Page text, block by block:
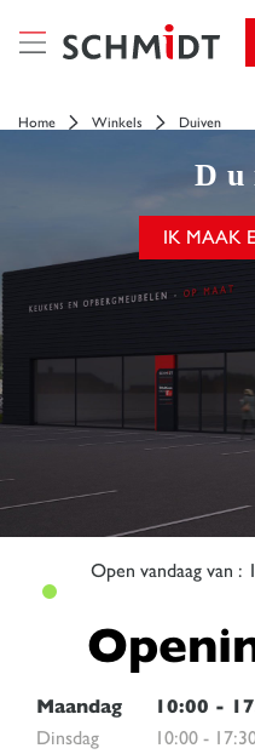
Home Winkels Duiven
IK MAAK
Open vandaag van :
Maandag 10:00 -
Dinsdag
10:00 -